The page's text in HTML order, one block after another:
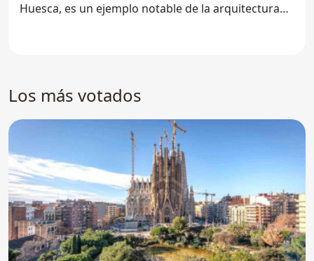
Huesca, es un ejemplo notable de la arquitectura
Los más votados